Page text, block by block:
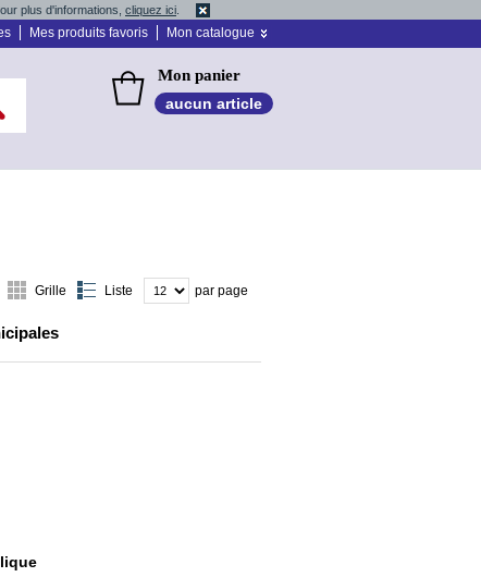
plus d'informations, cliquez ici
Mes produits favoris Mon catalogue
Mon panier
aucun article
par page
Grille Liste